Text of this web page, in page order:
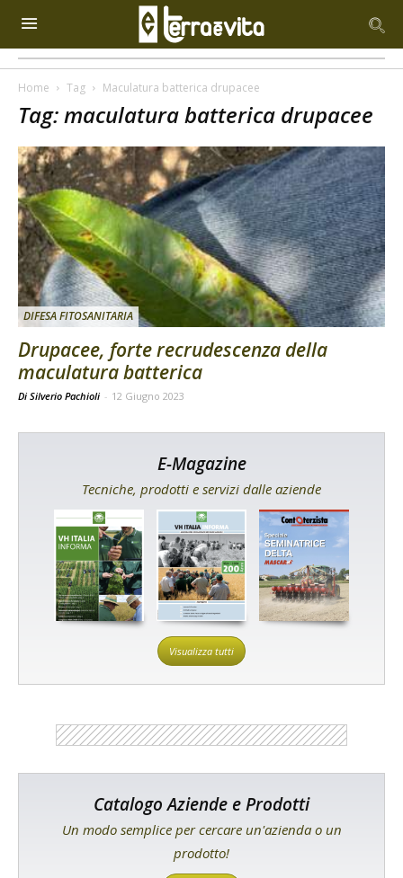
Home Tag Maculatura batterica drupacee
Tag: maculatura batterica drupacee
DIFESA FITOSANITARIA
Drupacee, forte recrudescenza della
maculatura batterica
Di Silverio Pachioli - 12 Giugno 2023
E-Magazine
Tecniche, prodotti e servizi dalle aziende
Visualizza tutti
Catalogo Aziende e Prodotti
Un modo semplice per cercare un'azienda o un
prodotto!